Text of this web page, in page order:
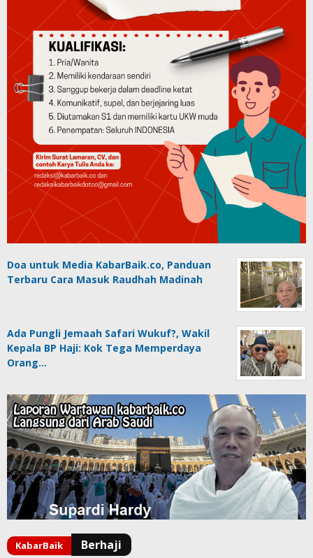
Doa untuk Media KabarBaik.co, Panduan
Terbaru Cara Masuk Raudhah Madinah
Ada Pungli Jemaah Safari Wukuf?, Wakil
Kepala BP Haji: Kok Tega Memperdaya
Orang…